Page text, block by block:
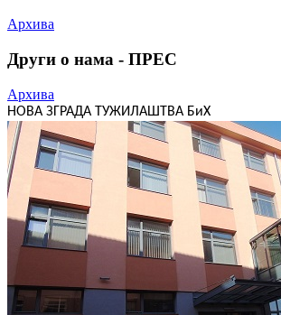
Архива
Други о нама - ПРЕС
Архива
НОВА ЗГРАДА ТУЖИЛАШТВА БиХ